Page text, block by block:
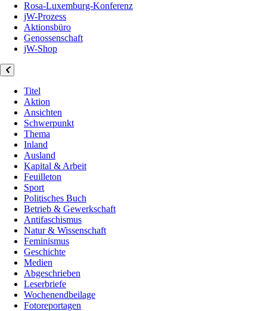
Rosa-Luxemburg-Konferenz
jW-Prozess
Aktionsbüro
Genossenschaft
jW-Shop
Titel
Aktion
Ansichten
Schwerpunkt
Thema
Inland
Ausland
Kapital & Arbeit
Feuilleton
Sport
Politisches Buch
Betrieb & Gewerkschaft
Antifaschismus
Natur & Wissenschaft
Feminismus
Geschichte
Medien
Abgeschrieben
Leserbriefe
Wochenendbeilage
Fotoreportagen